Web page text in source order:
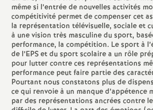
même si l’entrée de nouvelles activités
compétitivité permet de compenser cet
la représentation télévisuelle, sociale et
à une vision très masculine du sport,
performance, la compétition. Le sport à
de l’EPS et du sport scolaire a un rôle
pour lutter contre ces représentations
performance peut faire partie des
Pourtant nous constatons plus de
ce qui renvoie à un manque d’appétence
par des représentations ancrées contre